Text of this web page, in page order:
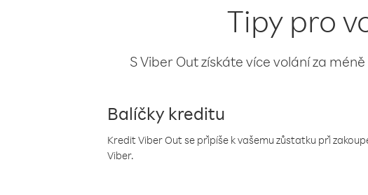
Tipy pro
S Viber Out získáte více volání za
Balíčky kreditu
Kredit Viber Out se připíše k vašemu zůstatku při
Viber.